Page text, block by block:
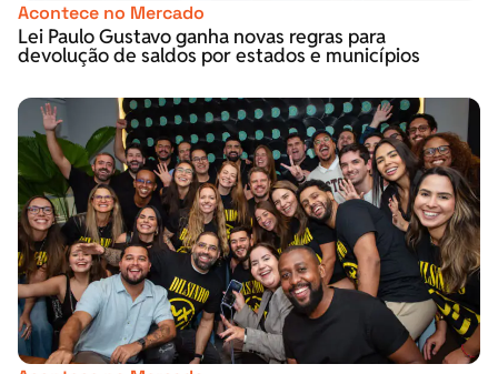
Acontece no Mercado
Lei Paulo Gustavo ganha novas regras para
devolução de saldos por estados e municípios